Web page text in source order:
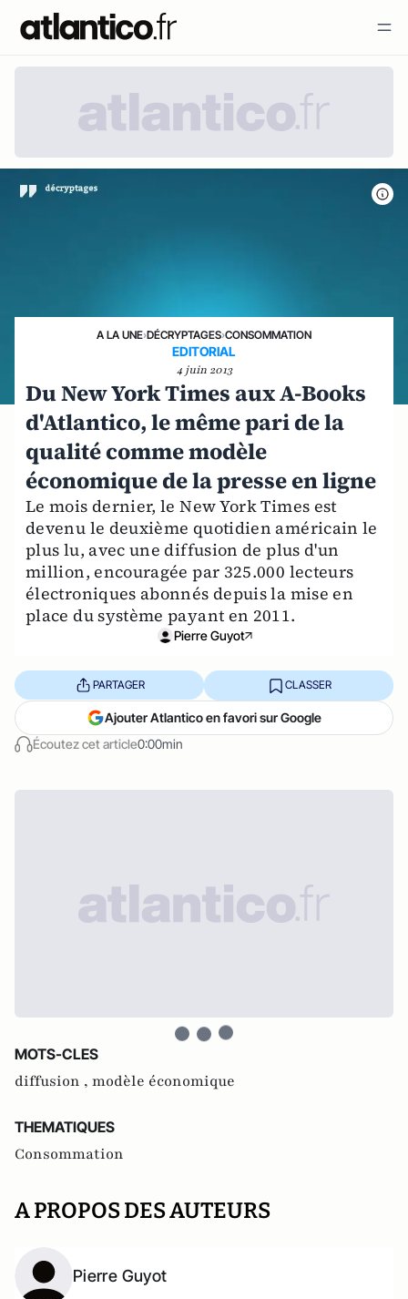
A LA UNE›DÉCRYPTAGES›CONSOMMATION
EDITORIAL
4 juin 2013
Du New York Times aux A-Books
d'Atlantico, le même pari de la
qualité comme modèle
économique de la presse en ligne
Le mois dernier, le New York Times est
devenu le deuxième quotidien américain le
plus lu, avec une diffusion de plus d'un
million, encouragée par 325.000 lecteurs
électroniques abonnés depuis la mise en
place du système payant en 2011.
Pierre Guyot
Écoutez cet article0:00min
PARTAGER CLASSER
Ajouter Atlantico en favori sur Google
MOTS-CLES
diffusion , modèle économique
THEMATIQUES
Consommation
A PROPOS DES AUTEURS
Pierre Guyot